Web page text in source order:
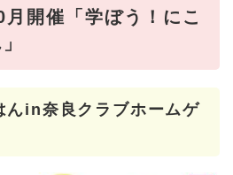
開催「学ぼう！にこ
んin奈良クラブホームゲ